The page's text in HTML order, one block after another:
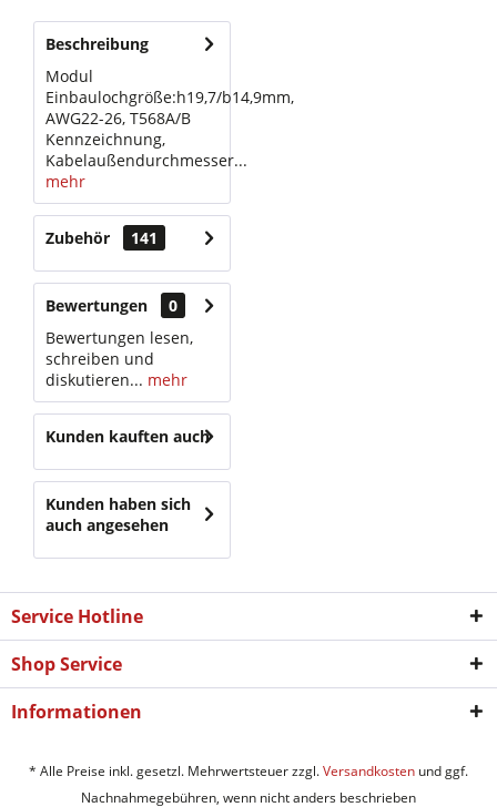
Beschreibung
Modul
Einbaulochgröße:h19,7/b14,9mm,
AWG22-26, T568A/B
Kennzeichnung,
Kabelaußendurchmesser...
mehr
Zubehör 141
Bewertungen
0
Bewertungen lesen,
schreiben und
diskutieren... mehr
Kunden kauften auch
Kunden haben sich
auch angesehen
Service Hotline
Shop Service
Informationen
* Alle Preise inkl. gesetzl. Mehrwertsteuer zzgl.Versandkosten und ggf.
Nachnahmegebühren, wenn nicht anders beschrieben